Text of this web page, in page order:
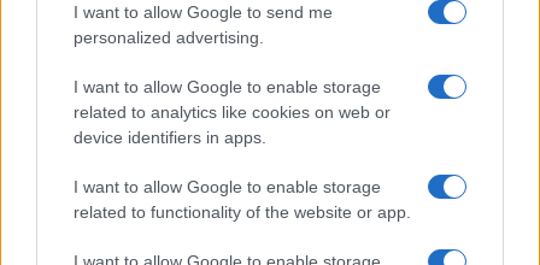
I want to allow Google to send me
personalized advertising.
I want to allow Google to enable storage
related to analytics like cookies on web or
device identifiers in apps.
I want to allow Google to enable storage
related to functionality of the website or app.
I want to allow Google to enable storage
Quienes somos
Señala una noticia